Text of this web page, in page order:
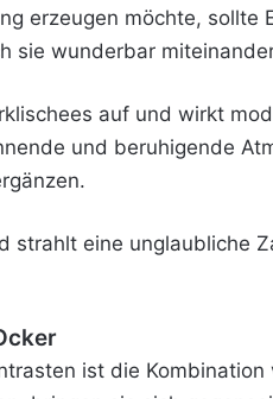
erzeugen möchte,
sie wunderbar
auf und wirkt
und beruhigende
strahlt eine unglaubliche
ist die